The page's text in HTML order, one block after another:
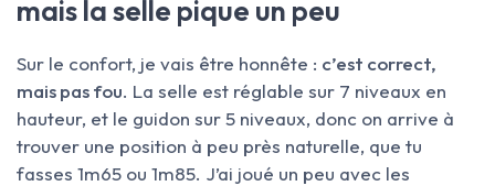
mais la selle pique un peu
Sur le confort, je vais être honnête : c’est correct,
mais pas fou. La selle est réglable sur 7 niveaux en
hauteur, et le guidon sur 5 niveaux, donc on arrive à
trouver une position à peu près naturelle, que tu
fasses 1m65 ou 1m85. J’ai joué un peu avec les